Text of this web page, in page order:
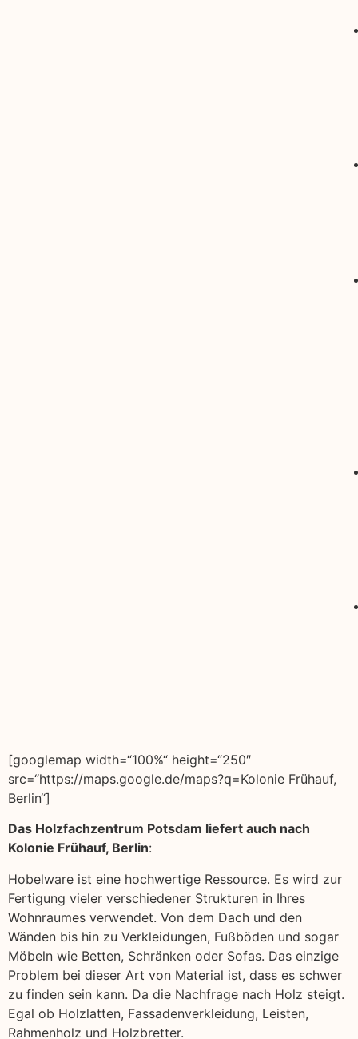
[googlemap width=“100%“ height=“250″
src=“https://maps.google.de/maps?q=Kolonie Frühauf,
Berlin“]
Das Holzfachzentrum Potsdam liefert auch nach
Kolonie Frühauf, Berlin:
Hobelware ist eine hochwertige Ressource. Es wird zur
Fertigung vieler verschiedener Strukturen in Ihres
Wohnraumes verwendet. Von dem Dach und den
Wänden bis hin zu Verkleidungen, Fußböden und sogar
Möbeln wie Betten, Schränken oder Sofas. Das einzige
Problem bei dieser Art von Material ist, dass es schwer
zu finden sein kann. Da die Nachfrage nach Holz steigt.
Egal ob Holzlatten, Fassadenverkleidung, Leisten,
Rahmenholz und Holzbretter.